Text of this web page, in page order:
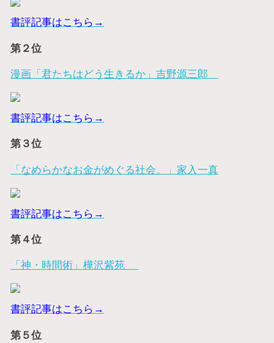
書評記事はこちら→
第２位
漫画「君たちはどう生きるか」吉野源三郎
書評記事はこちら→
第３位
「なめらかなお金がめぐる社会。」家入一真
書評記事はこちら→
第４位
「神・時間術」樺沢紫苑
書評記事はこちら→
第５位